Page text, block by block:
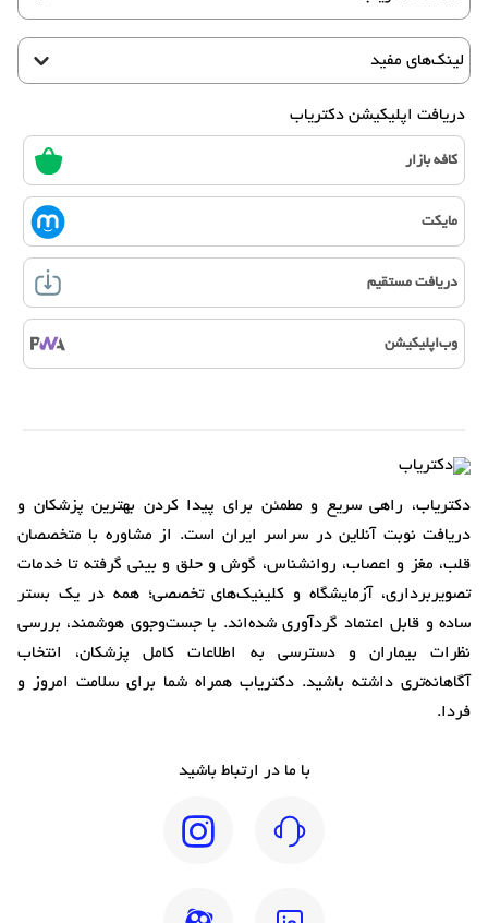
لینک‌های مفید
دریافت اپلیکیشن دکتریاب
کافه بازار
مایکت
دریافت مستقیم
وب‌اپلیکیشن
دکتریاب، راهی سریع و مطمئن برای پیدا کردن بهترین پزشکان و
دریافت نوبت آنلاین در سراسر ایران است. از مشاوره با متخصصان
قلب، مغز و اعصاب، روانشناس، گوش و حلق و بینی گرفته تا خدمات
تصویربرداری، آزمایشگاه و کلینیک‌های تخصصی؛ همه در یک بستر
ساده و قابل اعتماد گردآوری شده‌اند. با جست‌وجوی هوشمند، بررسی
نظرات بیماران و دسترسی به اطلاعات کامل پزشکان، انتخاب
آگاهانه‌تری داشته باشید. دکتریاب همراه شما برای سلامت امروز و
فردا.
با ما در ارتباط باشید